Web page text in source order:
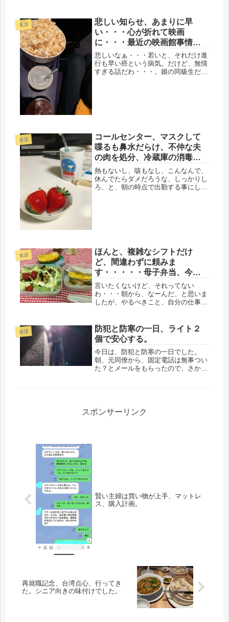
に載ってるけど、いつ、そうなっても
おかしくないかもしれない。玄関、ド
アの...
生活
悲しい知らせ、あまりに早
い・・・心が折れて映画
に・・・最近の映画館事情に
感激、ステーキに感激
悲しいなぁ・・・若いと、それだけ進
行も早い癌という病気。だけど、無情
すぎる話だわ・・・。娘の同級生だか
生活
コールセンター、マスクして
喋るも鼻水だらけ、不仲な夫
の肉を処分、冷蔵庫の消毒し
たら・・
熱もないし、咳もなし、こんなんで、
休んでたらダメだろうな、しっかりし
ろ、と、朝の時点で出勤する事にしま
生活
ほんと、複雑なシフトだけ
ど、間違わずに頼みま
す・・・・・母子弁当、今日
は休みでしたか・・・(；一_
一)
言いたくないけど、それってない
わ・・・朝から、なーんだ、と思いま
したが、やるべきこと、自分の仕事は
一)昨日は、カレンダーに書き込んで
あるシフトを見ると、娘は日勤だった
ので...
生活
防犯と防寒の一日、ライト２
個で安心する。
今日は、防犯と防寒の一日でした。
朝、元同僚から、固定電話は無事つい
た？とメールをもらったので、さかさ
家の...
スポンサーリンク
賢い主婦は買い物が上手、マットレ
ス、購入計画。
再就職記念、台湾点心、行ってき
た。シニア向きの味付けでした。